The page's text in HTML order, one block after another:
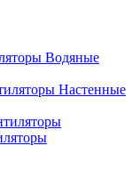
Водяные
Настенные